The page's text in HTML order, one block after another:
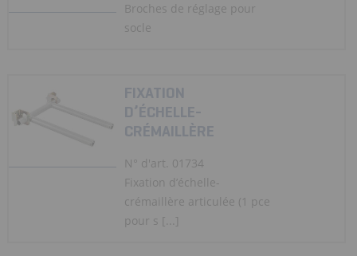
Broches de réglage pour
socle
FIXATION
D’ÉCHELLE-
CRÉMAILLÈRE
N° d'art. 01734
Fixation d’échelle-
crémaillère articulée (1 pce
pour s [...]